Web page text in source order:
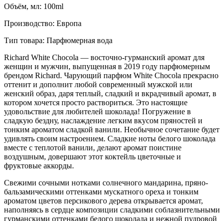
Объём, мл: 100ml
Производство: Европа
Тип товара: Парфюмерная вода
Richard White Chocola — восточно-гурманский аромат для
женщин и мужчин, выпущенная в 2019 году парфюмерным
брендом Richard. Чарующий парфюм White Chocola прекрасно
оттенит и дополнит любой современный мужской или
женский образ, даря теплый, сладкий и вкрадчивый аромат, в
котором хочется просто раствориться. Это настоящие
удовольствие для любителей шоколада! Погружение в
сладкую бездну, наслаждение легким вкусом пряностей и
тонким ароматом сладкой ванили. Необычное сочетание будет
удивлять своим настроением. Сладкие ноты белого шоколада
вместе с теплотой ванили, делают аромат поистине
воздушным, довершают этот коктейль цветочные и
фруктовые аккорды.
Свежими сочными нотками солнечного мандарина, пряно-
бальзамическими оттенками мускатного ореха и тонким
ароматом цветов персикового дерева открывается аромат,
наполняясь в сердце композиции сладкими соблазнительными
гурманскими оттенками белого шоколада и нежной пудровой